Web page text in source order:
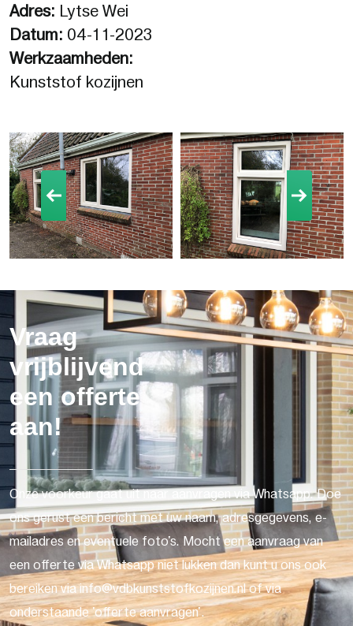
Adres: Lytse Wei
Datum: 04-11-2023
Werkzaamheden:
Kunststof kozijnen
Vraag
vrijblijvend
een offerte
aan!
Onze voorkeur gaat uit naar aanvragen via Whatsapp. Doe
ons gerust een bericht met uw naam, adresgegevens, e-
mailadres en eventuele foto's. Mocht een aanvraag van
een offerte via Whatsapp niet lukken dan kunt u ons ook
bereiken via info@vdbkunststofkozijnen.nl of via
onderstaande 'offerte aanvragen'.